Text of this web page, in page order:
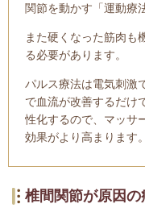
関節を動かす「運動療
また硬くなった筋肉も
る必要があります。
パルス療法は電気刺激
で血流が改善するだけ
性化するので、マッサ
効果がより高まります。
椎間関節が原因